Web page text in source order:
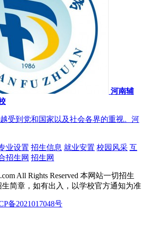
河南辅
受到党和国家以及社会各界的重视。河
业设置 招生信息 就业安置 校园风采 互
招生网 招生网
All Rights Reserved 本网站一切招生
简章，如有出入，以学校官方通知为准
备2021017048号